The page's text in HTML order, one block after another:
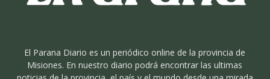
El Parana Diario es un periódico online de la provincia de
Misiones. En nuestro diario podrá encontrar las ultimas